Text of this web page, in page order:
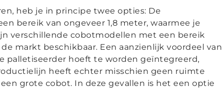
heb je in principe twee opties: De
bereik van ongeveer 1,8 meter, waarmee je
verschillende cobotmodellen met een bereik
markt beschikbaar. Een aanzienlijk voordeel van
palletiseerder hoeft te worden geïntegreerd,
heeft echter misschien geen ruimte
grote cobot. In deze gevallen is het een optie